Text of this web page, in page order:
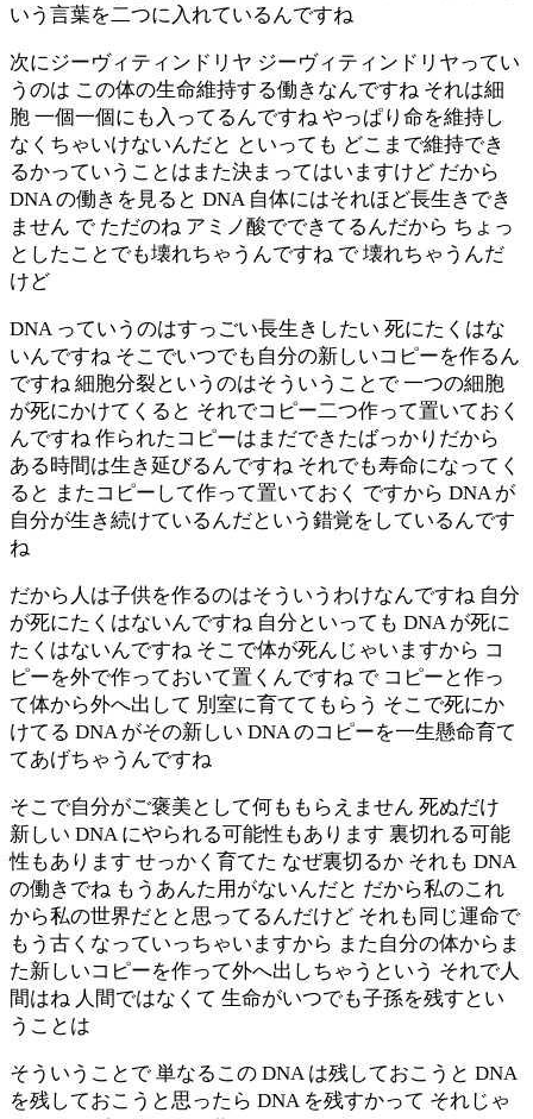
いう言葉を二つに入れているんですね
次にジーヴィティンドリヤ ジーヴィティンドリヤってい
うのは この体の生命維持する働きなんですね それは細
胞 一個一個にも入ってるんですね やっぱり命を維持し
なくちゃいけないんだと といっても どこまで維持でき
るかっていうことはまた決まってはいますけど だから
DNA の働きを見ると DNA 自体にはそれほど長生きでき
ません で ただのね アミノ酸でできてるんだから ちょっ
としたことでも壊れちゃうんですね で 壊れちゃうんだ
けど
DNA っていうのはすっごい長生きしたい 死にたくはな
いんですね そこでいつでも自分の新しいコピーを作るん
ですね 細胞分裂というのはそういうことで 一つの細胞
が死にかけてくると それでコピー二つ作って置いておく
んですね 作られたコピーはまだできたばっかりだから
ある時間は生き延びるんですね それでも寿命になってく
ると またコピーして作って置いておく ですから DNA が
自分が生き続けているんだという錯覚をしているんです
ね
だから人は子供を作るのはそういうわけなんですね 自分
が死にたくはないんですね 自分といっても DNA が死に
たくはないんですね そこで体が死んじゃいますから コ
ピーを外で作っておいて置くんですね で コピーと作っ
て体から外へ出して 別室に育ててもらう そこで死にか
けてる DNA がその新しい DNA のコピーを一生懸命育て
てあげちゃうんですね
そこで自分がご褒美として何ももらえません 死ぬだけ
新しい DNA にやられる可能性もあります 裏切れる可能
性もあります せっかく育てた なぜ裏切るか それも DNA
の働きでね もうあんた用がないんだと だから私のこれ
から私の世界だとと思ってるんだけど それも同じ運命で
もう古くなっていっちゃいますから また自分の体からま
た新しいコピーを作って外へ出しちゃうという それで人
間はね 人間ではなくて 生命がいつでも子孫を残すとい
うことは
そういうことで 単なるこの DNA は残しておこうと DNA
を残しておこうと思ったら DNA を残すかって それじゃ